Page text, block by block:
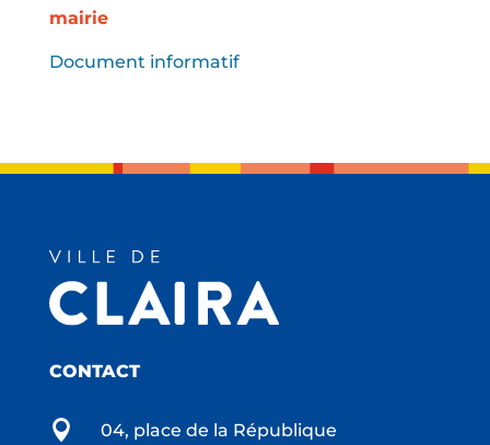
mairie
Document informatif
CONTACT

04, place de la République